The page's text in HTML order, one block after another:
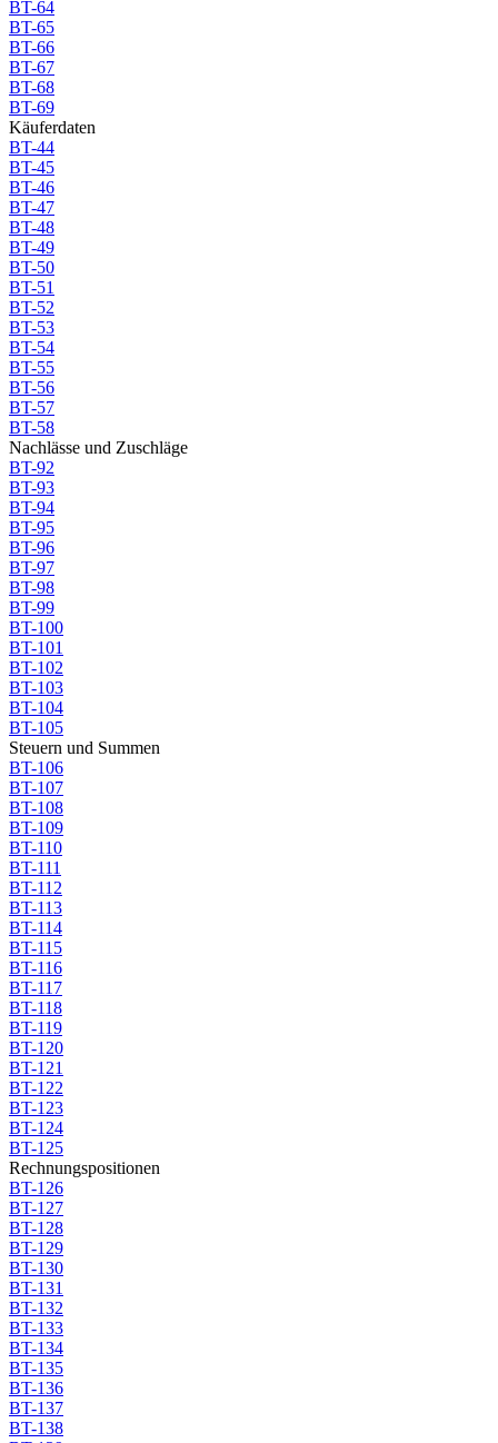
BT-64
BT-65
BT-66
BT-67
BT-68
BT-69
Käuferdaten
BT-44
BT-45
BT-46
BT-47
BT-48
BT-49
BT-50
BT-51
BT-52
BT-53
BT-54
BT-55
BT-56
BT-57
BT-58
Nachlässe und Zuschläge
BT-92
BT-93
BT-94
BT-95
BT-96
BT-97
BT-98
BT-99
BT-100
BT-101
BT-102
BT-103
BT-104
BT-105
Steuern und Summen
BT-106
BT-107
BT-108
BT-109
BT-110
BT-111
BT-112
BT-113
BT-114
BT-115
BT-116
BT-117
BT-118
BT-119
BT-120
BT-121
BT-122
BT-123
BT-124
BT-125
Rechnungspositionen
BT-126
BT-127
BT-128
BT-129
BT-130
BT-131
BT-132
BT-133
BT-134
BT-135
BT-136
BT-137
BT-138